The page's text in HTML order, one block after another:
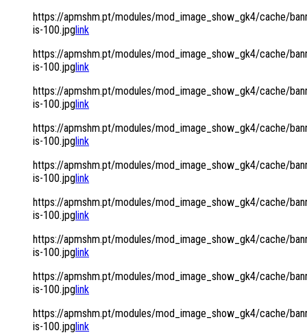
https://apmshm.pt/modules/mod_image_show_gk4/cache/
is-100.jpglink
https://apmshm.pt/modules/mod_image_show_gk4/cache/
is-100.jpglink
https://apmshm.pt/modules/mod_image_show_gk4/cache/
is-100.jpglink
https://apmshm.pt/modules/mod_image_show_gk4/cache/
is-100.jpglink
https://apmshm.pt/modules/mod_image_show_gk4/cache/
is-100.jpglink
https://apmshm.pt/modules/mod_image_show_gk4/cache/
is-100.jpglink
https://apmshm.pt/modules/mod_image_show_gk4/cache/
is-100.jpglink
https://apmshm.pt/modules/mod_image_show_gk4/cache/
is-100.jpglink
https://apmshm.pt/modules/mod_image_show_gk4/cache/
is-100.jpglink